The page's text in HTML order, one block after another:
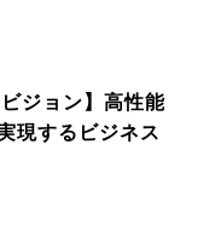
ジョン】高性能
現するビジネス